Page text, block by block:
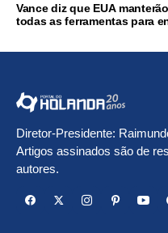
Vance diz que EUA
todas as ferramentas para
Diretor-Presidente:
Artigos assinados são de
autores.